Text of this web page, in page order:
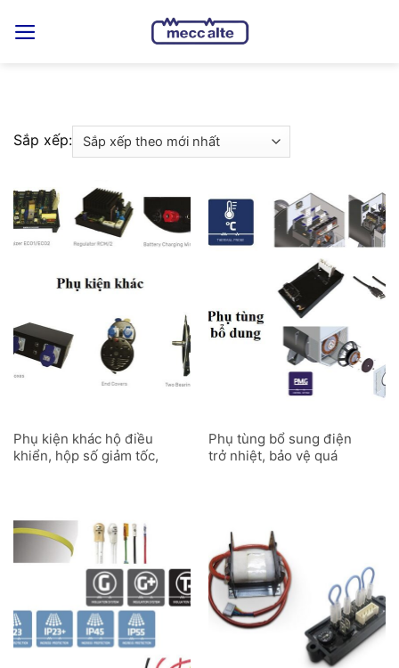
Sắp xếp:
Phụ kiện khác hộ điều
khiển, hộp số giảm tốc,
Phụ tùng bổ sung điện
trở nhiệt, bảo vệ quá